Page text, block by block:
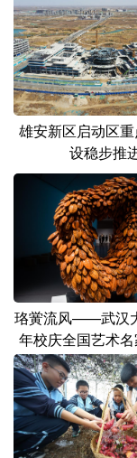
浙江
山东
广东
四川
新疆
多语种频道
English
Русский
Deutsch
雄安新区启动区
设稳步推
珞黉流风——武汉
年校庆全国艺术
在武汉举